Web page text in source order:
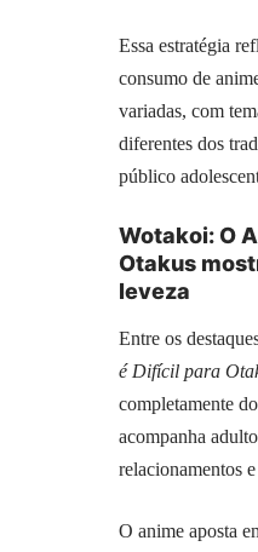
Essa estratégia
consumo de
variadas, com
diferentes dos
público
Wotakoi: O
Otakus
leveza
Entre os
é Difícil para
completamente
acompanha
relacionamentos
O anime aposta